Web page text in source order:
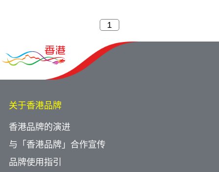
关于香港品牌
香港品牌的演进
与「香港品牌」合作宣传
品牌使用指引